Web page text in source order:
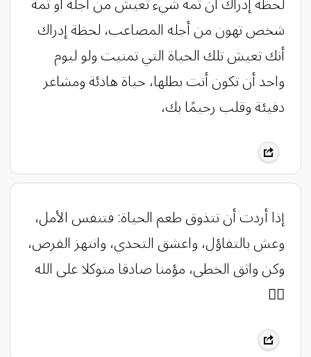
شخص تهون من أجله المصاعب، لحظة إدراك
أنك تعيش تلك الحياة التي تمنيت ولو ليوم
واحد أن تكون أنت بطلها، حياة هادئة ومشاعر
دفيئة وقلب رحيمًا بك،
إذا أردت أن تتذوق طعم الحياة: فتنفس الأمل،
وعش بالتفاؤل، واعشق التحدي، وانتهز الفرص،
وكن واثق الخطى، مؤمنا صادقا متوكلا على الله
✍🏻